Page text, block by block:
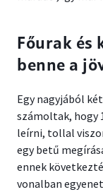
Főurak
benne a
Egy nagyjából
számoltak, hogy
leírni, tollal
egy betű
ennek
vonalban